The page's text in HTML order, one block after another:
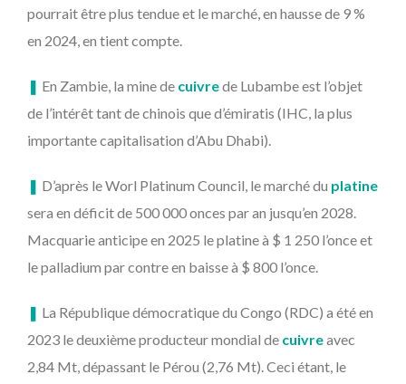
pourrait être plus tendue et le marché, en hausse de 9 %
en 2024, en tient compte.
❚ En Zambie, la mine de cuivrede Lubambe est l’objet
de l’intérêt tant de chinois que d’émiratis (IHC, la plus
importante capitalisation d’Abu Dhabi).
❚ D’après le Worl Platinum Council, le marché du platine
sera en déficit de 500 000 onces par an jusqu’en 2028.
Macquarie anticipe en 2025 le platine à $ 1 250 l’once et
le palladium par contre en baisse à $ 800 l’once.
❚ La République démocratique du Congo (RDC) a été en
2023 le deuxième producteur mondial de cuivreavec
2,84 Mt, dépassant le Pérou (2,76 Mt). Ceci étant, le